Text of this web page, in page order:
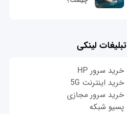
تبلیغات لینکی
خرید سرور HP
خرید اینترنت 5G
خرید سرور مجازی
پسیو شبکه